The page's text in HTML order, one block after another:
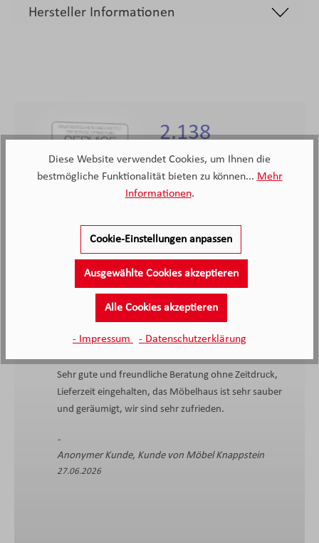
Hersteller Informationen
Stand: 09.08.26
2.138
Kunden haben unseren Service
bewertet
Durchschnittliche Bewertung
Sehr gute und freundliche Beratung ohne Zeitdruck,
Lieferzeit eingehalten, das Möbelhaus ist sehr sauber
und geräumigt, wir sind sehr zufrieden.
Anonymer Kunde, Kunde von Möbel Knappstein
27.06.2026
Diese Website verwendet Cookies, um Ihnen die
bestmögliche Funktionalität bieten zu können... Mehr
Informationen.
Cookie-Einstellungen anpassen
Ausgewählte Cookies akzeptieren
Alle Cookies akzeptieren
- Impressum - Datenschutzerklärung